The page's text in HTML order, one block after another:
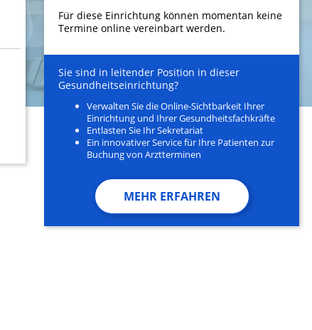
Für diese Einrichtung können momentan keine
Termine online vereinbart werden.
Sie sind in leitender Position in dieser
Gesundheitseinrichtung?
Verwalten Sie die Online-Sichtbarkeit Ihrer
Einrichtung und Ihrer Gesundheitsfachkräfte
Entlasten Sie Ihr Sekretariat
Ein innovativer Service für Ihre Patienten zur
Buchung von Arztterminen
MEHR ERFAHREN